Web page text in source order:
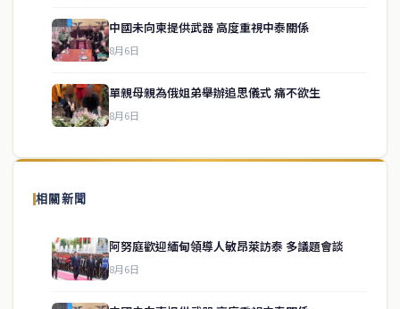
中國未向柬提供武器 高度重視中泰關係
8月6日
單親母親為俄姐弟舉辦追思儀式 痛不欲生
8月6日
相關新聞
阿努庭歡迎緬甸領導人敏昂萊訪泰 多議題會談
8月6日
關於我們
泰國中文新聞（TCN）是一家總部設於曼谷的中文新聞媒體，致力於
供即時、客觀、多元的中文新聞內容。
service@thaichinesenews.com